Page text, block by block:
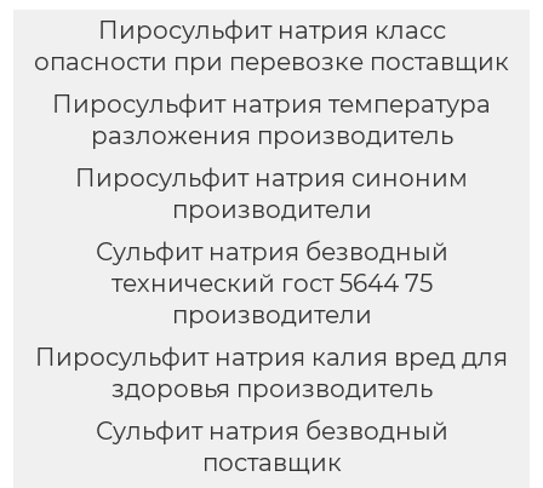
Пиросульфит натрия класс
опасности при перевозке поставщик
Пиросульфит натрия температура
разложения производитель
Пиросульфит натрия синоним
производители
Сульфит натрия безводный
технический гост 5644 75
производители
Пиросульфит натрия калия вред для
здоровья производитель
Сульфит натрия безводный
поставщик